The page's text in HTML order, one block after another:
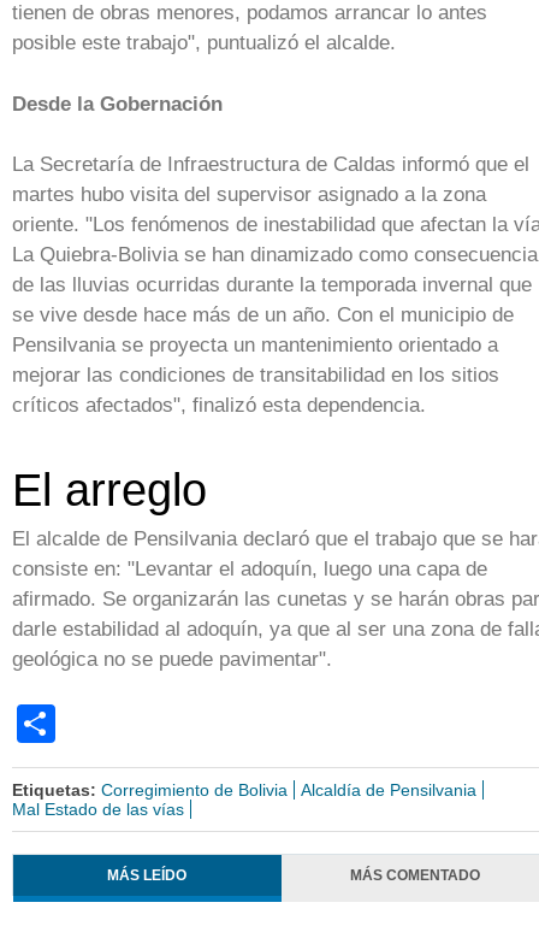
tienen de obras menores, podamos arrancar lo antes
posible este trabajo", puntualizó el alcalde.
Desde la Gobernación
La Secretaría de Infraestructura de Caldas informó que el
martes hubo visita del supervisor asignado a la zona
oriente. "Los fenómenos de inestabilidad que afectan la
La Quiebra-Bolivia se han dinamizado como consecuencia
de las lluvias ocurridas durante la temporada invernal que
se vive desde hace más de un año. Con el municipio de
Pensilvania se proyecta un mantenimiento orientado a
mejorar las condiciones de transitabilidad en los sitios
críticos afectados", finalizó esta dependencia.
El arreglo
El alcalde de Pensilvania declaró que el trabajo que se
consiste en: "Levantar el adoquín, luego una capa de
afirmado. Se organizarán las cunetas y se harán obras
darle estabilidad al adoquín, ya que al ser una zona de
geológica no se puede pavimentar".
Etiquetas: Corregimiento de Bolivia
Alcaldía de Pensilvania
Mal Estado de las vías
MÁS LEÍDO MÁS COMENTADO